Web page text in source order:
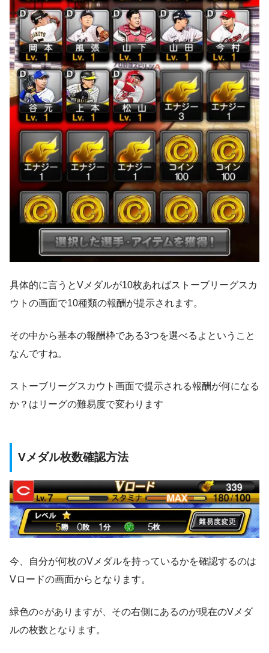
具体的に言うとVメダルが10枚あればストーブリーグスカ
ウトの画面で10種類の報酬が提示されます。
その中から基本の報酬枠である3つを選べるよということ
なんですね。
ストーブリーグスカウト画面で提示される報酬が何になる
か？はリーグの難易度で変わります
Vメダル枚数確認方法
今、自分が何枚のVメダルを持っているかを確認するのは
Vロードの画面からとなります。
緑色の○がありますが、その右側にあるのが現在のVメダ
ルの枚数となります。